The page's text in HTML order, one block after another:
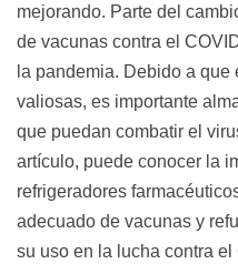
mejorando. Parte del
de vacunas contra el
la pandemia. Debido a que
valiosas, es importante
que puedan combatir el
artículo, puede conocer la
refrigeradores
adecuado de vacunas y
su uso en la lucha contra el